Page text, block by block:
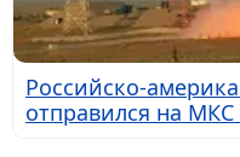
Российско-
отправился на